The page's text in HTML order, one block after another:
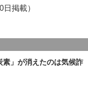
日掲載）
素」が消えたのは気候詐